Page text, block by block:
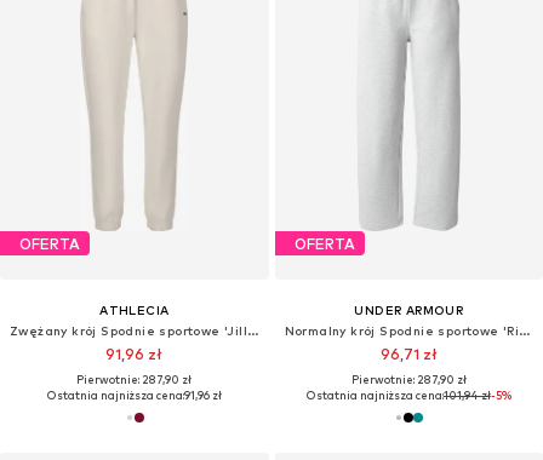
OFERTA
ATHLECIA
Zwężany krój Spodnie sportowe 'Jillnana V2'
91,96 zł
Pierwotnie: 287,90 zł
Ostatnia najniższa cena:91,96 zł
OFERTA
UNDER ARMOUR
Normalny krój Spodnie sportowe 'Rival'
96,71 zł
Pierwotnie: 287,90 zł
Ostatnia najniższa cena:101,94 zł-5%